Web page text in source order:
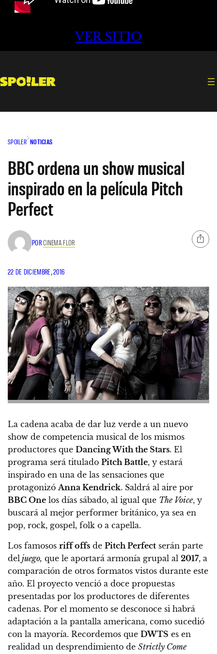
VER SITIO
SPOILER NOTICIAS
BBC ordena un show musical
inspirado en la película Pitch
Perfect
PORCINEMA FLOR
22 DE DICIEMBRE, 2016
La cadena acaba de dar luz verde a un nuevo
show de competencia musical de los mismos
productores que Dancing With the Stars. El
programa será titulado Pitch Battle, y estará
inspirado en una de las sensaciones que
protagonizóAnna Kendrick. Saldrá al aire por
BBC One los días sábado, al igual que The Voice, y
buscará al mejor performer británico, ya sea en
pop, rock, gospel, folk o a capella.
Los famosos riff offs de Pitch Perfect serán parte
del juego, que le aportará armonía grupal al 2017, a
comparación de otros formatos vistos durante este
año. El proyecto venció a doce propuestas
presentadas por los productores de diferentes
cadenas. Por el momento se desconoce si habrá
adaptación a la pantalla americana, como sucedió
con la mayoría. Recordemos que DWTS es en
realidad un desprendimiento de Strictly Come